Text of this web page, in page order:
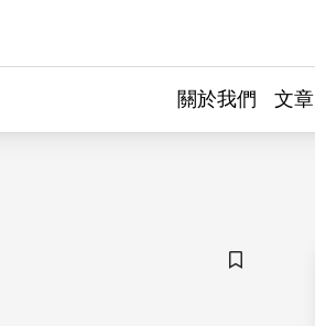
關於我們 文章
儲存書籤